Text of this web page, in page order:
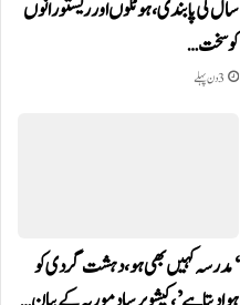
سال کی پابندی، ہوٹلوں اور ریستورانوں
کو سخت…
3 دن پہلے
‘مدرسہ کہیں بھی ہو، دہشت گردی کو